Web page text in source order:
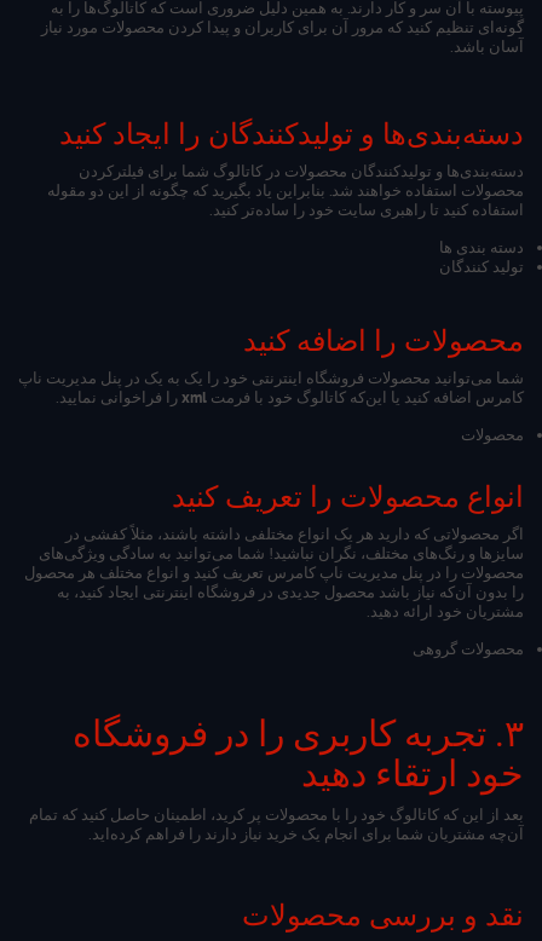
پیوسته با آن سر و کار دارند. به همین دلیل ضروری است که کاتالوگ‌ها را به
گونه‌ای تنظیم کنید که مرور آن برای کاربران و پیدا کردن محصولات مورد نیاز
آسان باشد.
دسته‌بندی‌ها و تولیدکنندگان را ایجاد کنید
دسته‌بندی‌ها و تولیدکنندگان محصولات در کاتالوگ شما برای فیلترکردن
محصولات استفاده خواهند شد. بنابراین یاد بگیرید که چگونه از این دو مقوله
استفاده کنید تا راهبری سایت خود را ساده‌تر کنید.
دسته بندی ها
تولید کنندگان
محصولات را اضافه کنید
شما می‌توانید محصولات فروشگاه اینترنتی خود را یک به یک در پنل مدیریت ناپ
کامرس اضافه کنید یا این‌که کاتالوگ خود با فرمت xmlرا فراخوانی نمایید.
محصولات
انواع محصولات را تعریف کنید
اگر محصولاتی که دارید هر یک انواع مختلفی داشته باشند، مثلاً کفشی در
سایزها و رنگ‌های مختلف، نگران نباشید! شما می‌توانید به سادگی ویژگی‌های
محصولات را در پنل مدیریت ناپ کامرس تعریف کنید و انواع مختلف هر محصول
را بدون آن‌که نیاز باشد محصول جدیدی در فروشگاه اینترنتی ایجاد کنید، به
مشتریان خود ارائه دهید.
محصولات گروهی
۳. تجربه کاربری را در فروشگاه
خود ارتقاء دهید
بعد از این که کاتالوگ خود را با محصولات پر کرید، اطمینان حاصل کنید که تمام
آن‌چه مشتریان شما برای انجام یک خرید نیاز دارند را فراهم کرده‌اید.
نقد و بررسی محصولات